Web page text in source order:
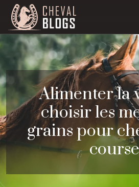
Alimenter la
choisir les
grains pour
course